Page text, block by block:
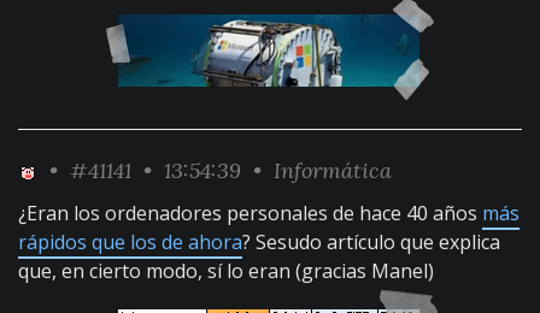
• #41141 • 13:54:39 • Informática
¿Eran los ordenadores personales de hace 40 años más
rápidos que los de ahora? Sesudo artículo que explica
que, en cierto modo, sí lo eran (gracias Manel)